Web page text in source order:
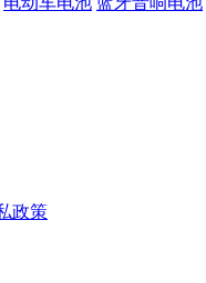
政策